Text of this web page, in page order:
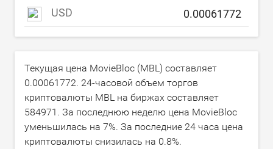
USD
Текущая цена MovieBloc (MBL) составляет
0.00061772. 24-часовой объем торгов
криптовалюты MBL на биржах составляет
584971 . За последнюю неделю цена MovieBloc
уменьшилась на 7%. За последние 24 часа цена
криптовалюты снизилась на 0.8%.